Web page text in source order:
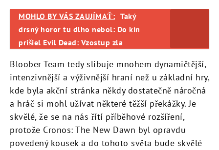
MOHLO BY VÁS ZAUJÍMAŤ: Taký
drsný horor tu dlho nebol: Do kín
prišiel Evil Dead: Vzostup zla
Bloober Team tedy slibuje mnohem dynamičtější,
intenzivnější a výživnější hraní než u základní hry,
kde byla akční stránka někdy dostatečně náročná
a hráč si mohl užívat některé těžší překážky. Je
skvělé, že se na nás řítí příběhové rozšíření,
protože Cronos: The New Dawn byl opravdu
povedený kousek a do tohoto světa bude skvělé